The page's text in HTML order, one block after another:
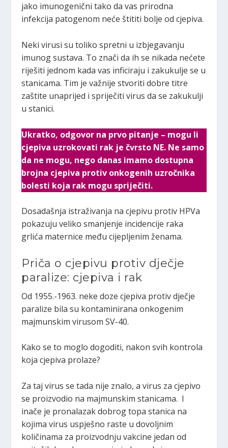
jako imunogenični tako da vas prirodna
infekcija patogenom neće štititi bolje od cjepiva.
Neki virusi su toliko spretni u izbjegavanju
imunog sustava. To znači da ih se nikada nećete
riješiti jednom kada vas inficiraju i zakukulje se u
stanicama. Tim je važnije stvoriti dobre titre
zaštite unaprijed i spriječiti virus da se zakukulji
u stanici.
Ukratko, odgovor na prvo pitanje – mogu li
cjepiva uzrokovati rak je čvrsto NE. Ne samo
da ne mogu, nego danas imamo dostupna
brojna cjepiva protiv onkogenih uzročnika
bolesti koja rak mogu spriječiti.
Dosadašnja istraživanja na cjepivu protiv HPVa
pokazuju veliko smanjenje incidencije raka
grlića maternice među cijepljenim ženama.
Priča o cjepivu protiv dječje
paralize: cjepiva i rak
Od 1955.-1963. neke doze cjepiva protiv dječje
paralize bila su kontaminirana onkogenim
majmunskim virusom SV-40.
Kako se to moglo dogoditi, nakon svih kontrola
koja cjepiva prolaze?
Za taj virus se tada nije znalo, a virus za cjepivo
se proizvodio na majmunskim stanicama. I
inače je pronalazak dobrog topa stanica na
kojima virus uspješno raste u dovoljnim
količinama za proizvodnju vakcine jedan od